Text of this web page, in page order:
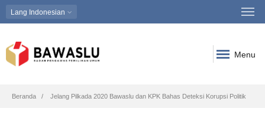
Lang Indonesian
Menu
Breadcrumb
Beranda Jelang Pilkada 2020 Bawaslu dan KPK Bahas Deteksi Korupsi Politik